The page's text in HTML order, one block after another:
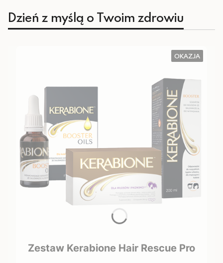
Dzień z myślą o Twoim zdrowiu
OKAZJA
Zestaw Kerabione Hair Rescue Pro